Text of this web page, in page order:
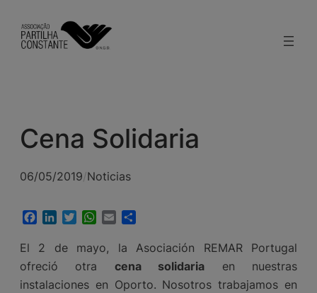
contenido
Cena Solidaria
06/05/2019/Noticias
Facebook
LinkedInTwitterWhatsApp
Email
El 2 de mayo, la Asociación REMAR Portugal
ofreció otra cena solidaria en nuestras
instalaciones en Oporto. Nosotros trabajamos en